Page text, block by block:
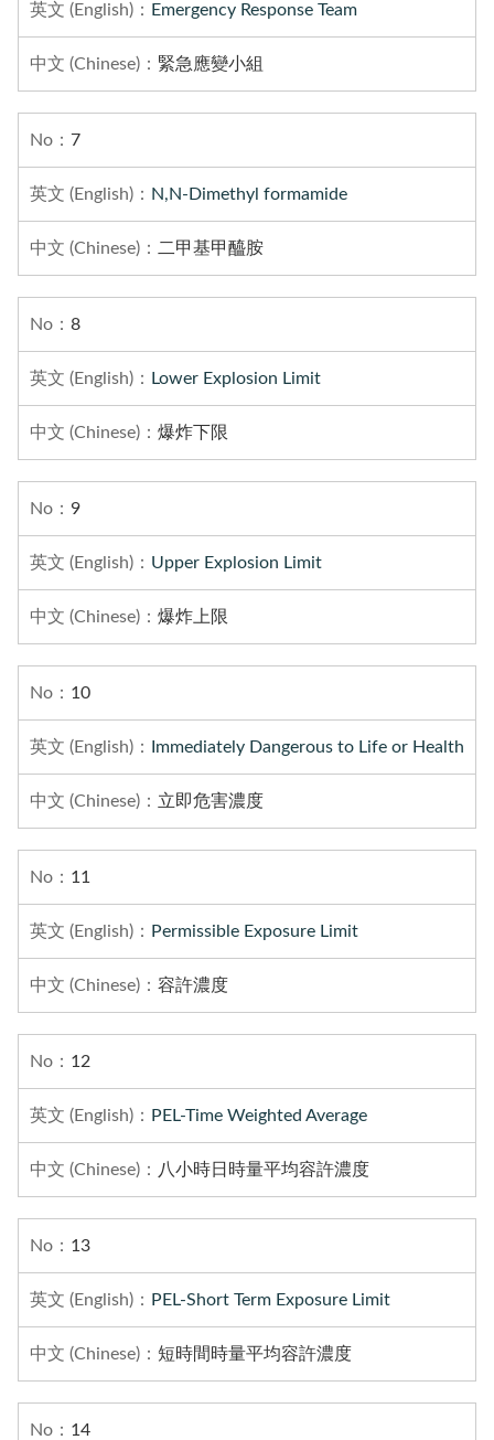
Emergency Response Team
緊急應變小組
7
N,N-Dimethyl formamide
二甲基甲醯胺
8
Lower Explosion Limit
爆炸下限
9
Upper Explosion Limit
爆炸上限
10
Immediately Dangerous to Life or Health
立即危害濃度
11
Permissible Exposure Limit
容許濃度
12
PEL-Time Weighted Average
八小時日時量平均容許濃度
13
PEL-Short Term Exposure Limit
短時間時量平均容許濃度
14